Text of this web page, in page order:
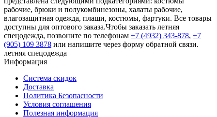
рабочие, брюки и полукомбинезоны, халаты рабочие,
влагозащитная одежда, плащи, костюмы, фартуки. Все товары
доступны для оптового заказа.Чтобы заказать летняя
спецодежда, позвоните по телефонам +7 (4932) 343-878, +7
(905) 109 3878 или напишите через форму обратной связи.
летняя спецодежда
Информация
Система скидок
Доставка
Политика Безопасности
Условия соглашения
Полезная информация